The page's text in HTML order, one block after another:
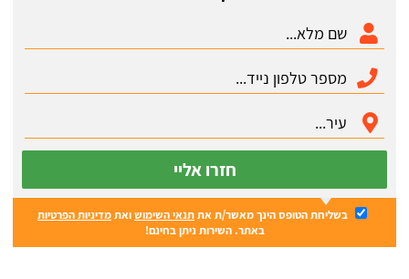
חזרו אליי
בשליחת הטופס הינך מאשר/ת אתתנאי השימושואתמדיניות הפרטיות
באתר. השירות ניתן בחינם!